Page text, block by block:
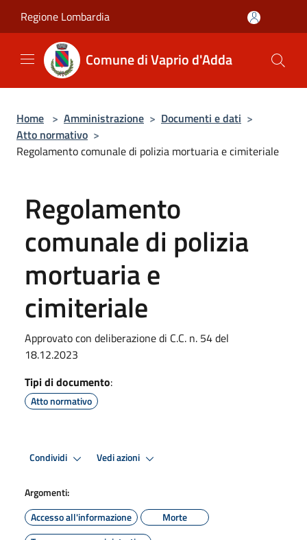
Regione Lombardia
Comune di Vaprio d'Adda
Home > Amministrazione > Documenti e dati >
Atto normativo >
Regolamento comunale di polizia mortuaria e cimiteriale
Regolamento
comunale di polizia
mortuaria e
cimiteriale
Approvato con deliberazione di C.C. n. 54 del
18.12.2023
Tipi di documento:
Atto normativo
Condividi Vedi azioni
Argomenti:
Accesso all'informazione
Morte